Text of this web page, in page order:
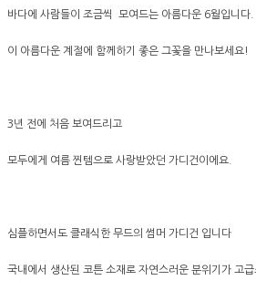
바다에 사람들이 조금씩 모여드는 아름다운 6월입니다.
이 아름다운 계절에 함께하기 좋은 그꽃을 만나보세요!
3년 전에 처음 보여드리고
모두에게 여름 찐템으로 사랑받았던 가디건이에요.
심플하면서도 클래식한 무드의 썸머 가디건 입니다
국내에서 생산된 코튼 소재로 자연스러운 분위기가 고